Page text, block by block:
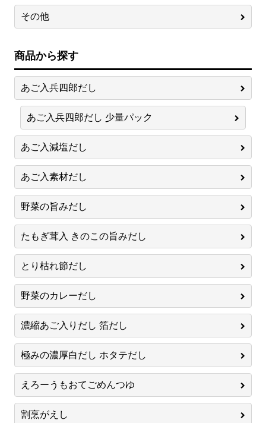
その他
商品から探す
あご入兵四郎だし
あご入兵四郎だし 少量パック
あご入減塩だし
あご入素材だし
野菜の旨みだし
たもぎ茸入 きのこの旨みだし
とり枯れ節だし
野菜のカレーだし
濃縮あご入りだし 箔だし
極みの濃厚白だし ホタテだし
えろーうもおてごめんつゆ
割烹がえし